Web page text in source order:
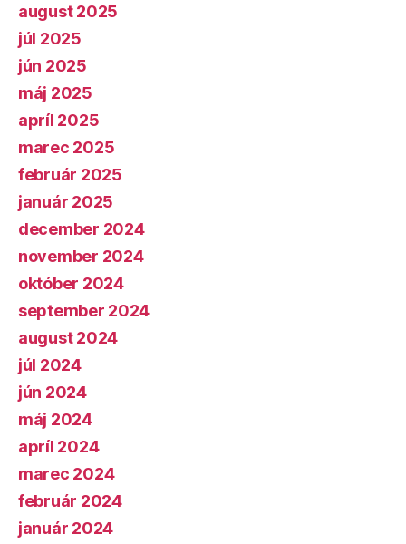
august 2025
júl 2025
jún 2025
máj 2025
apríl 2025
marec 2025
február 2025
január 2025
december 2024
november 2024
október 2024
september 2024
august 2024
júl 2024
jún 2024
máj 2024
apríl 2024
marec 2024
február 2024
január 2024